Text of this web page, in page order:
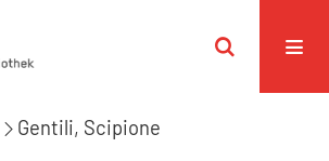
Gentili, Scipione